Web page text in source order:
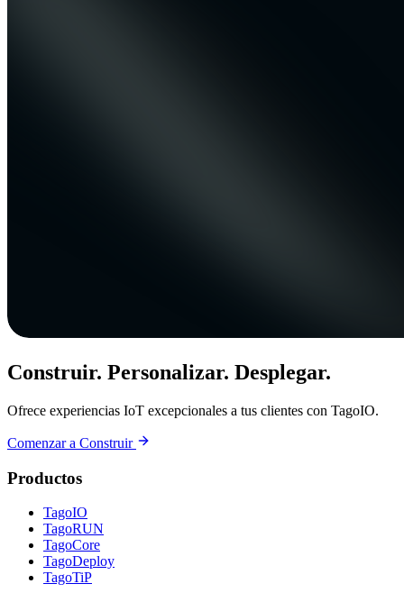
Construir. Personalizar. Desplegar.
Ofrece experiencias IoT excepcionales a tus clientes con TagoIO.
Comenzar a Construir
Productos
TagoIO
TagoRUN
TagoCore
TagoDeploy
TagoTiP